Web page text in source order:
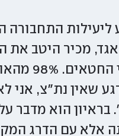
התחבורה
אגד, מכיר היטב את
אותן לכתובת אחרת:
שאין נת"צ, אני
בראיון הוא מדבר
אלא עם הדרג